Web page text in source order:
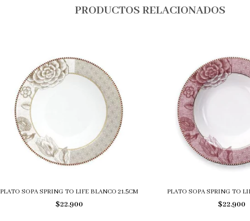
PRODUCTOS RELACIONADOS
PLATO SOPA SPRING TO LIFE BLANCO 21.5CM
$22.900
PLATO SOPA SPRING TO
$22.900